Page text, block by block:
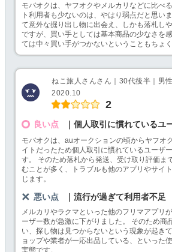
モバオクは、ヤフオクやメルカリなどに比べ
ト利用者も少ないのは、やはり弱点だと思い
て意外な掘り出し物に出会え、しかも落札し
ですが、買い手としては基本商品の少なさを
ては中々買い手がつかないということもちょ
ねこ旅人さんさん｜30代後半｜男
2020.10
2
良い点 ｜個人取引に慣れているユ
モバオクは、auオークションの頃からヤフオ
イトだったため個人取引に慣れているユーザ
す。 そのため落札から発送、受け取り評価ま
むことが多く、トラブルも他のアプリやサイ
じます。
悪い点 ｜流行が過ぎて利用者不足
メルカリやラクマといった他のフリマアプリ
ーザー数が急激に下がりました。 そのため商
い、探し物は見つからないという現象が起き
ョップや業者が一応出品している、といった
実態です。